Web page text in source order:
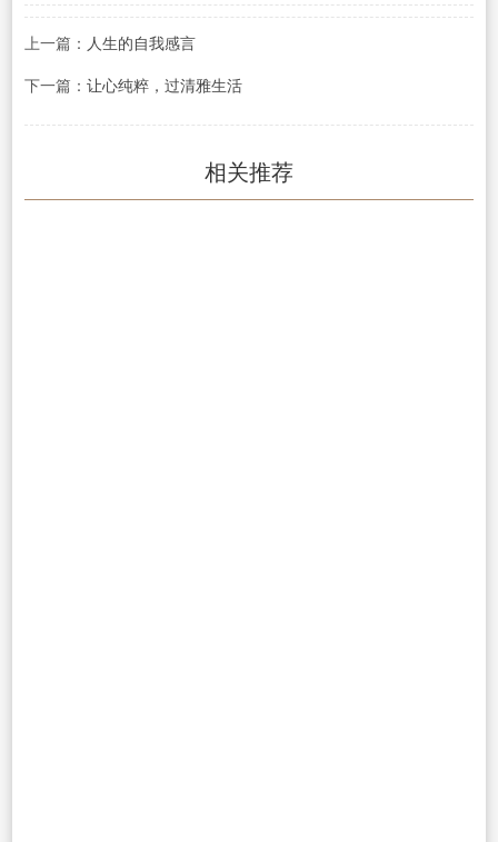
上一篇： 人生的自我感言
下一篇： 让心纯粹，过清雅生活
相关推荐